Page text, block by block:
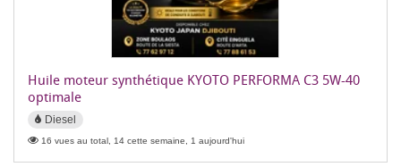
Huile moteur synthétique KYOTO PERFORMA C3 5W-40
optimale
Diesel
16 vues au total, 14 cette semaine, 1 aujourd'hui